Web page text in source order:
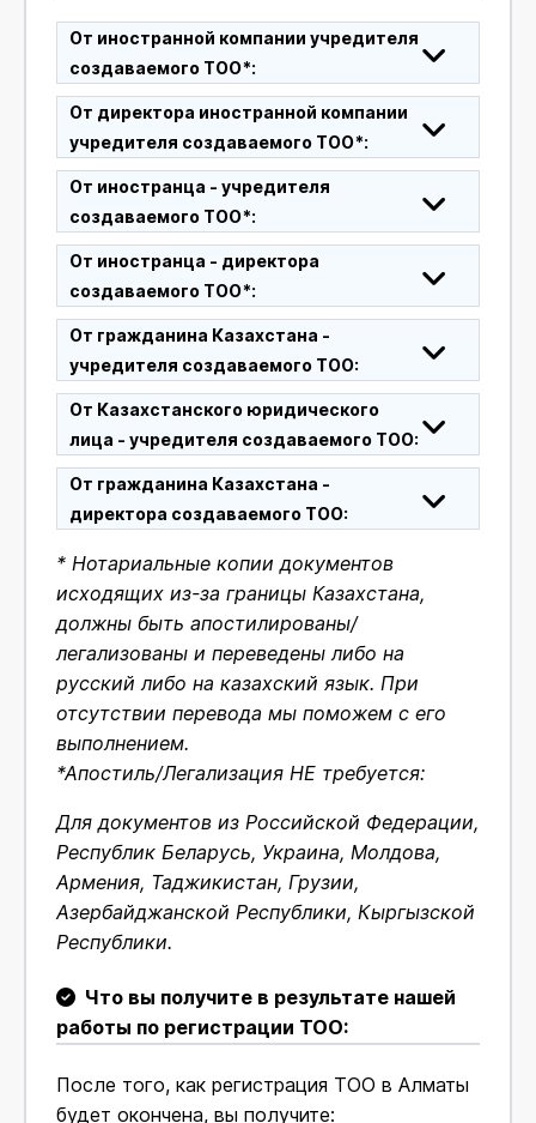
От иностранной компании учредителя
создаваемого ТОО*:
От директора иностранной компании
учредителя создаваемого ТОО*:
От иностранца - учредителя
создаваемого ТОО*:
От иностранца - директора
создаваемого ТОО*:
От гражданина Казахстана -
учредителя создаваемого ТОО:
От Казахстанского юридического
лица - учредителя создаваемого ТОО:
От гражданина Казахстана -
директора создаваемого ТОО:
* Нотариальные копии документов
исходящих из-за границы Казахстана,
должны быть апостилированы/
легализованы и переведены либо на
русский либо на казахский язык. При
отсутствии перевода мы поможем с его
выполнением.
*Апостиль/Легализация НЕ требуется:
Для документов из Российской Федерации,
Республик Беларусь, Украина, Молдова,
Армения, Таджикистан, Грузии,
Азербайджанской Республики, Кыргызской
Республики.
Что вы получите в результате нашей
работы по регистрации ТОО:
После того, как регистрация ТОО в Алматы
будет окончена, вы получите: